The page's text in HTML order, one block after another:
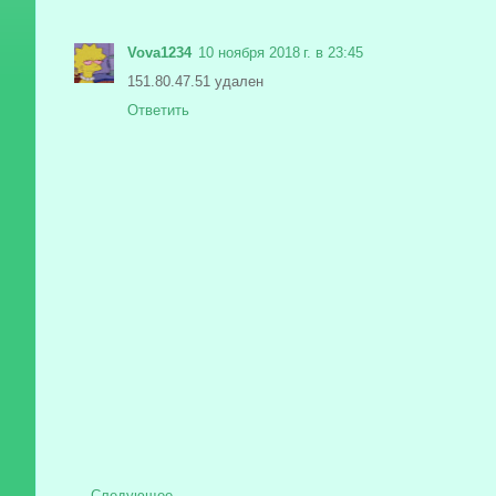
Vova1234 10 ноября 2018 г. в 23:45
151.80.47.51 удален
Ответить